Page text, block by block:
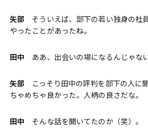
矢部 そういえば、部下の若い独身の社
やったことがあったね。
田中 ああ、出会いの場になるんじゃない
矢部 こっそり田中の評判を部下の人に
ちゃめちゃ良かった。人柄の良さだな。
田中 そんな話を聞いてたのか（笑）。